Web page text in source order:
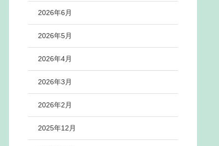
2026年6月
2026年5月
2026年4月
2026年3月
2026年2月
2025年12月